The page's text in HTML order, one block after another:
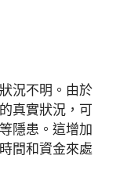
況不明。由於
真實狀況，可
隱患。這增加
間和資金來處